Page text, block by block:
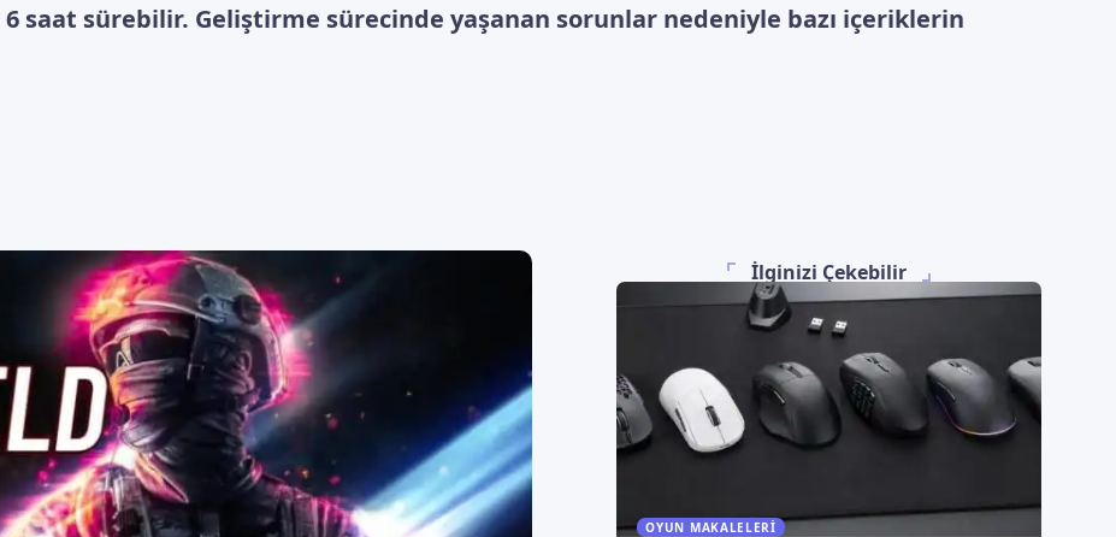
6 saat sürebilir. Geliştirme sürecinde yaşanan sorunlar nedeniyle bazı içeriklerin
İlginizi Çekebilir
OYUN MAKALELERI